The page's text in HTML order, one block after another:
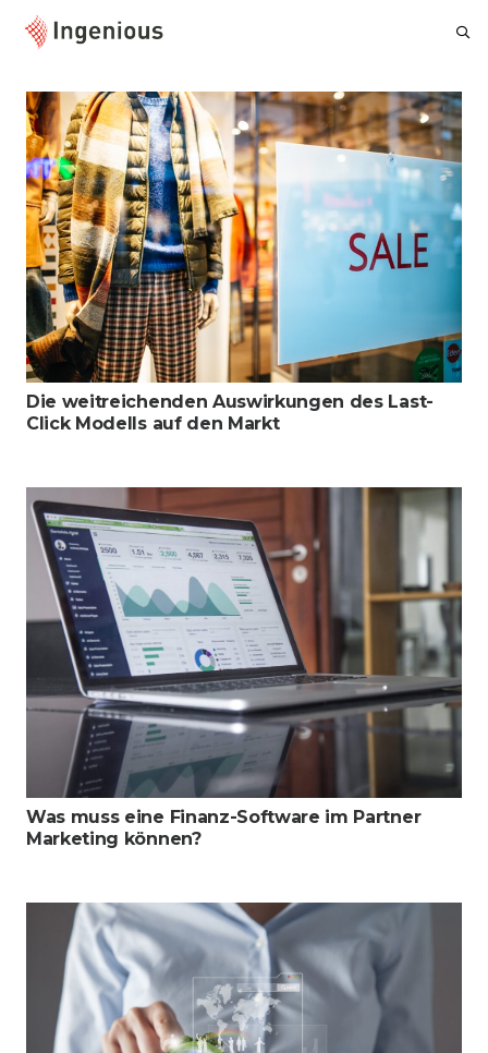
Die weitreichenden Auswirkungen des Last-
Click Modells auf den Markt
Was muss eine Finanz-Software im Partner
Marketing können?